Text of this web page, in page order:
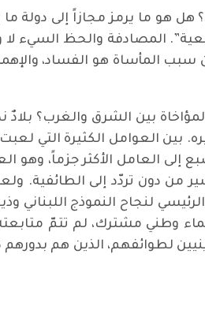
هو ما يرمز مجازاً إلى دولة ما
المصادفة والحظ السيء لا
المأساة هو الفساد،
بين الشرق والغرب؟
العوامل الكثيرة التي لعبت
إلى العامل الأكثر جزماً، وهو
من دون تردّد إلى الطائفية.
لنجاح النموذج اللبناني
وطني مشترك، لم تتمّ
لطوائفهم، الذين هم بدورهم